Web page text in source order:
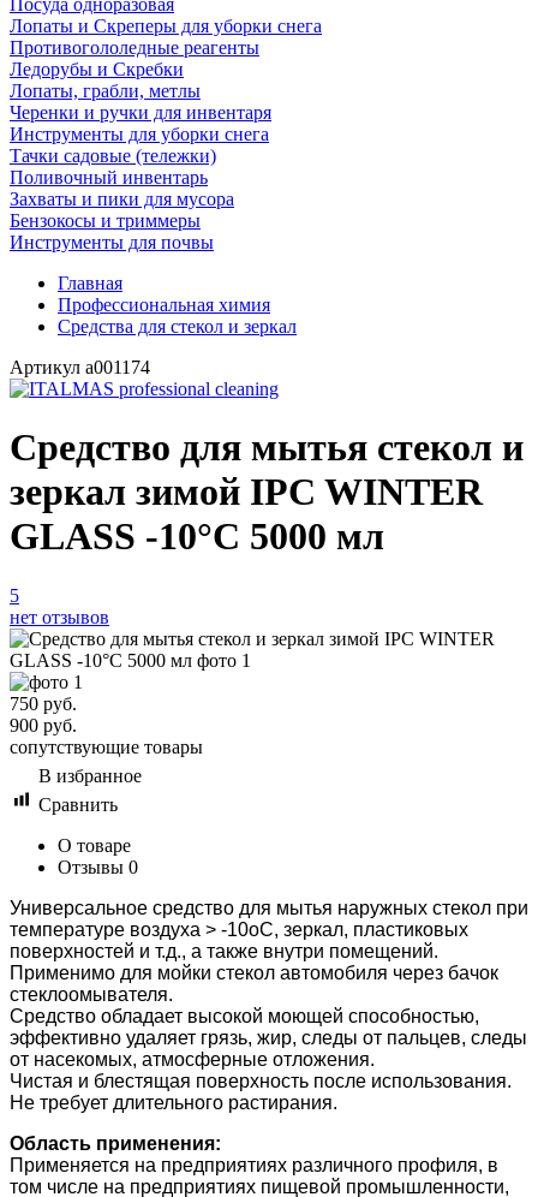
Посуда одноразовая
Лопаты и Скреперы для уборки снега
Противогололедные реагенты
Ледорубы и Скребки
Лопаты, грабли, метлы
Черенки и ручки для инвентаря
Инструменты для уборки снега
Тачки садовые (тележки)
Поливочный инвентарь
Захваты и пики для мусора
Бензокосы и триммеры
Инструменты для почвы
Главная
Профессиональная химия
Средства для стекол и зеркал
Артикул a001174
Cредство для мытья стекол и
зеркал зимой IPC WINTER
GLASS -10°С 5000 мл
5
нет отзывов
750 руб.
900 руб.
сопутствующие товары
В избранное
Сравнить
О товаре
Отзывы 0
Универсальное средство для мытья наружных стекол при
температуре воздуха > -10оС, зеркал, пластиковых
поверхностей и т.д., а также внутри помещений.
Применимо для мойки стекол автомобиля через бачок
стеклоомывателя.
Средство обладает высокой моющей способностью,
эффективно удаляет грязь, жир, следы от пальцев, следы
от насекомых, атмосферные отложения.
Чистая и блестящая поверхность после использования.
Не требует длительного растирания.
Область применения:
Применяется на предприятиях различного профиля, в
том числе на предприятиях пищевой промышленности,